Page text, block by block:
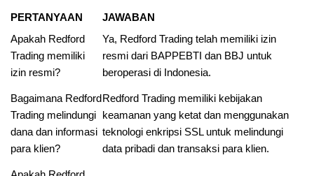
PERTANYAAN
JAWABAN
Apakah Redford
Trading memiliki
izin resmi?
Ya, Redford Trading telah memiliki izin
resmi dari BAPPEBTI dan BBJ untuk
beroperasi di Indonesia.
Bagaimana Redford
Trading melindungi
dana dan informasi
para klien?
Redford Trading memiliki kebijakan
keamanan yang ketat dan menggunakan
teknologi enkripsi SSL untuk melindungi
data pribadi dan transaksi para klien.